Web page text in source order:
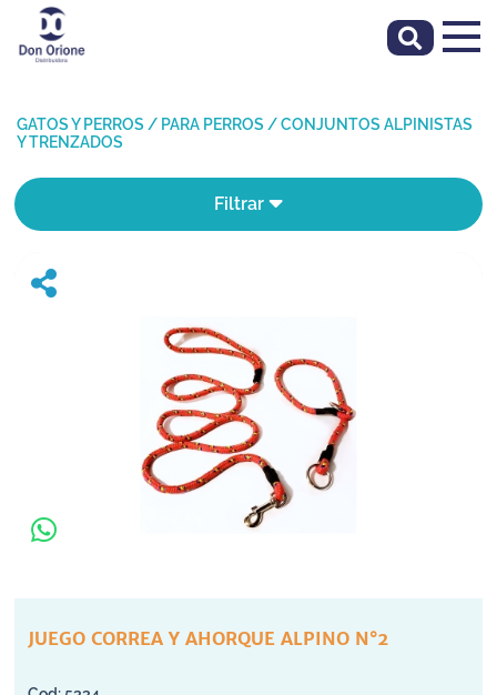
GATOS Y PERROS / PARA PERROS /CONJUNTOS ALPINISTAS
Y TRENZADOS
Filtrar
JUEGO CORREA Y AHORQUE ALPINO N°2